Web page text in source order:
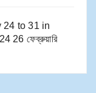
24 to 31​ in
26 ফেব্রুয়ারি